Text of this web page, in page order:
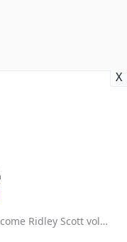
X
Napoleon: come Ridley Scott voleva che la musica trasmettesse l'idea di un protagonista "emarginato"